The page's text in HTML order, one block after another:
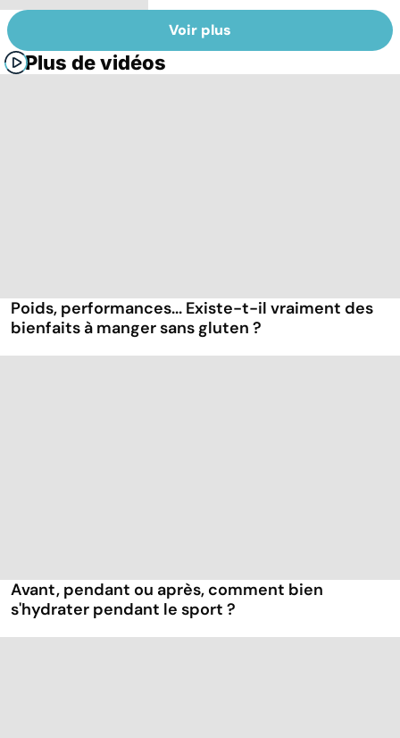
Voir plus
Plus de vidéos
Poids, performances... Existe-t-il vraiment des
bienfaits à manger sans gluten ?
Avant, pendant ou après, comment bien
s'hydrater pendant le sport ?